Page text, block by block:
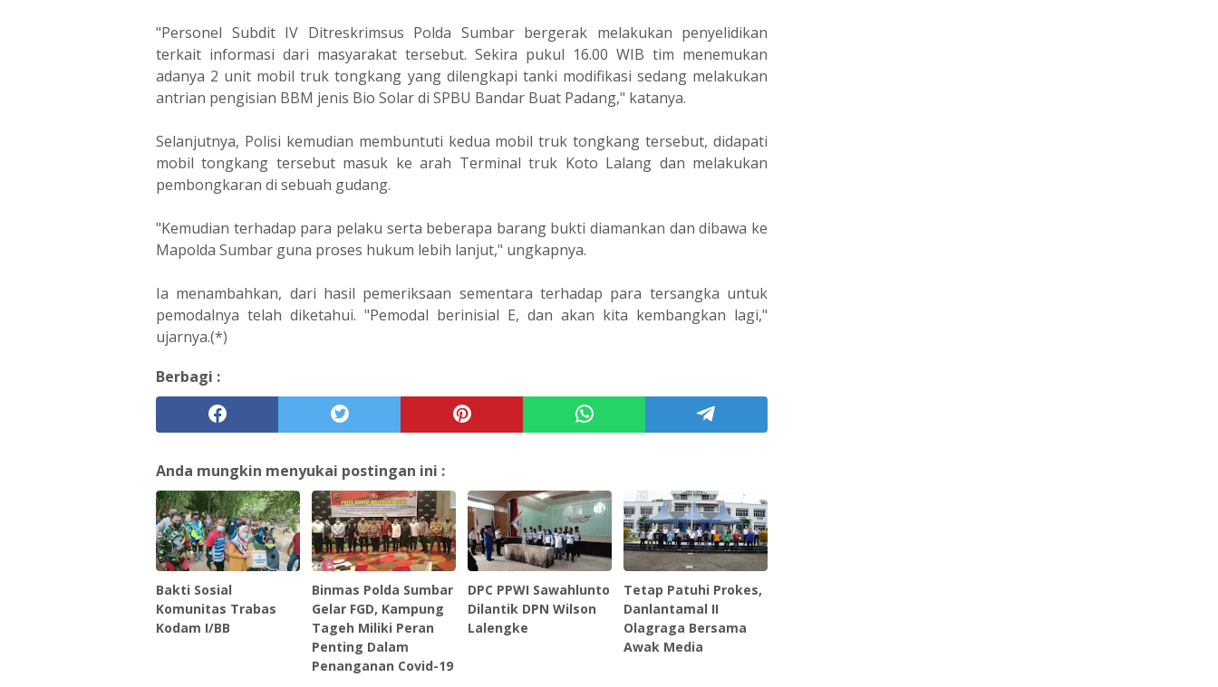
"Personel Subdit IV Ditreskrimsus Polda Sumbar bergerak melakukan penyelidikan
terkait informasi dari masyarakat tersebut. Sekira pukul 16.00 WIB tim menemukan
adanya 2 unit mobil truk tongkang yang dilengkapi tanki modifikasi sedang melakukan
antrian pengisian BBM jenis Bio Solar di SPBU Bandar Buat Padang," katanya.
Selanjutnya, Polisi kemudian membuntuti kedua mobil truk tongkang tersebut, didapati
mobil tongkang tersebut masuk ke arah Terminal truk Koto Lalang dan melakukan
pembongkaran di sebuah gudang.
"Kemudian terhadap para pelaku serta beberapa barang bukti diamankan dan dibawa ke
Mapolda Sumbar guna proses hukum lebih lanjut," ungkapnya.
Ia menambahkan, dari hasil pemeriksaan sementara terhadap para tersangka untuk
pemodalnya telah diketahui. "Pemodal berinisial E, dan akan kita kembangkan lagi,"
ujarnya.(*)
Berbagi :
Anda mungkin menyukai postingan ini :
Bakti Sosial
Komunitas Trabas
Kodam I/BB
Binmas Polda Sumbar
Gelar FGD, Kampung
Tageh Miliki Peran
Penting Dalam
Penanganan Covid-19
DPC PPWI Sawahlunto
Dilantik DPN Wilson
Lalengke
Tetap Patuhi Prokes,
Danlantamal II
Olagraga Bersama
Awak Media